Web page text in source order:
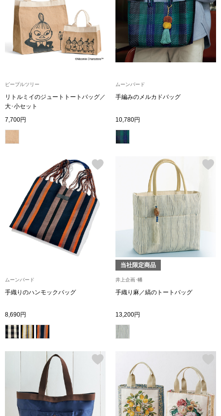
ス
Salon de GRANDGRIS
ランド
すべて見る
ヘリーハンセン
カンタベリー
【特集】
【特集】
【特集】
BOGARD
アウター
ピープルツリー
リトルミイのジュートトートバッグ／
大･小セット
7,700円
ムーンバード
手編みのメルカドバッグ
10,780円
ムーンバード
手織りのハンモックバッグ
8,690円
当社限定商品
井上企画･幡
手織り麻／縞のトートバッグ
13,200円